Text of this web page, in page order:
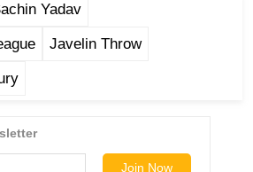
Yadav
Javelin Throw